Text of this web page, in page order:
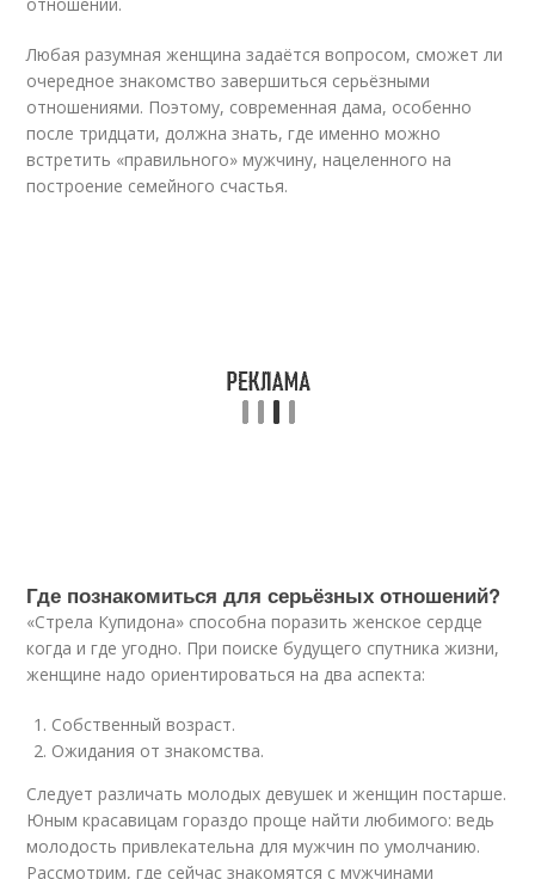
Любая разумная женщина задаётся вопросом, сможет ли
очередное знакомство завершиться серьёзными
отношениями. Поэтому, современная дама, особенно
после тридцати, должна знать, где именно можно
встретить «правильного» мужчину, нацеленного на
построение семейного счастья.
Где познакомиться для серьёзных отношений?
«Стрела Купидона» способна поразить женское сердце
когда и где угодно. При поиске будущего спутника жизни,
женщине надо ориентироваться на два аспекта:
Собственный возраст.
Ожидания от знакомства.
Следует различать молодых девушек и женщин постарше.
Юным красавицам гораздо проще найти любимого: ведь
молодость привлекательна для мужчин по умолчанию.
Рассмотрим, где сейчас знакомятся с мужчинами